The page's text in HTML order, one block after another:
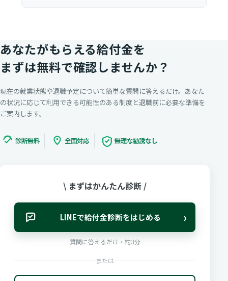
あなたがもらえる給付金を
まずは無料で確認しませんか？
現在の就業状態や退職予定について簡単な質問に答えるだけ。あなた
の状況に応じて利用できる可能性のある制度と退職前に必要な準備を
ご案内します。
診断無料 全国対応 無理な勧誘なし
\ まずはかんたん診断 /
LINEで給付金診断をはじめる ›
質問に答えるだけ・約3分
または